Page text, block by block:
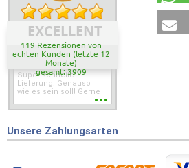
EXCELLENT
119 Rezensionen von
echten Kunden (letzte 12
Monate)
gesamt: 3909
Super schnelle
Lieferung. Genauso
wie es sein soll! Gerne
wieder wenn ich was
Unsere Zahlungsarten